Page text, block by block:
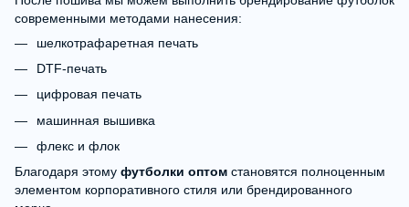
современными методами нанесения:
шелкотрафаретная печать
DTF-печать
цифровая печать
машинная вышивка
флекс и флок
Благодаря этому футболки оптом становятся полноценным
элементом корпоративного стиля или брендированного